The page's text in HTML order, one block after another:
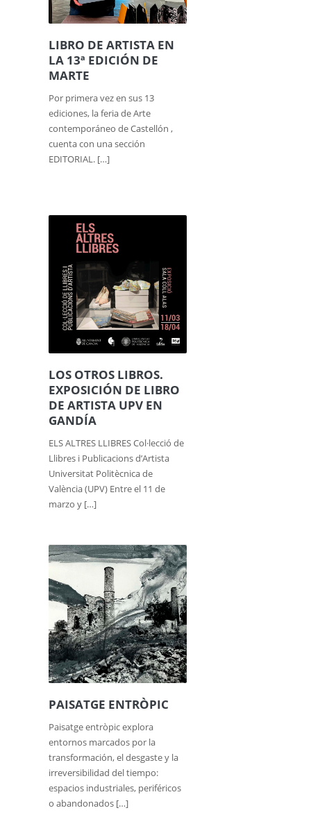
LIBRO DE ARTISTA EN
LA 13ª EDICIÓN DE
MARTE
Por primera vez en sus 13
ediciones, la feria de Arte
contemporáneo de Castellón ,
cuenta con una sección
EDITORIAL. […]
LOS OTROS LIBROS.
EXPOSICIÓN DE LIBRO
DE ARTISTA UPV EN
GANDÍA
ELS ALTRES LLIBRES Col·lecció de
Llibres i Publicacions d’Artista
Universitat Politècnica de
València (UPV) Entre el 11 de
marzo y […]
PAISATGE ENTRÒPIC
Paisatge entròpic explora
entornos marcados por la
transformación, el desgaste y la
irreversibilidad del tiempo:
espacios industriales, periféricos
o abandonados […]